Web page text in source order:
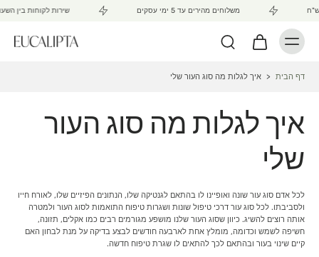
שירות לקוחות בין השעות 15:00 - 10:00 משלוחים מהירים עד 5 ימי עסקים
דף הבית > איך לגלות מה סוג העור שלי
איך לגלות מה סוג העור
שלי
לכל אדם סוג עור שונה ואופיינו לו בהתאם לגנטיקה שלו, הנתונים הפיזיים שלו, לאורח חייו
ולסביבתו. לכל סוג עור דרכי טיפול שונות ושגרות טיפוח התואמות לסוג העור ולמטרה
אותה רוצים להשיג. כיוון שסוג העור שלנו מושפע מגורמים רבים כמו אקלים, תזונה,
חשיפה לשמש וכדומה, מומלץ אחת לארבעה חודשים לבצע בדיקה על מנת לבחון האם
קיים שינוי בעור ובהתאם לכך להתאים לו שגרת טיפוח חדשה.